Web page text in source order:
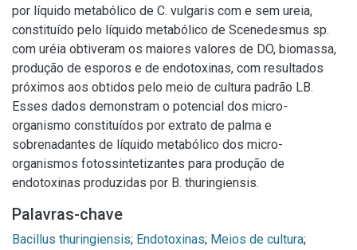
por líquido metabólico de C. vulgaris com e sem ureia,
constituído pelo líquido metabólico de Scenedesmus sp.
com uréia obtiveram os maiores valores de DO, biomassa,
produção de esporos e de endotoxinas, com resultados
próximos aos obtidos pelo meio de cultura padrão LB.
Esses dados demonstram o potencial dos micro-
organismo constituídos por extrato de palma e
sobrenadantes de líquido metabólico dos micro-
organismos fotossintetizantes para produção de
endotoxinas produzidas por B. thuringiensis.
Palavras-chave
Bacillus thuringiensis; Endotoxinas; Meios de cultura;